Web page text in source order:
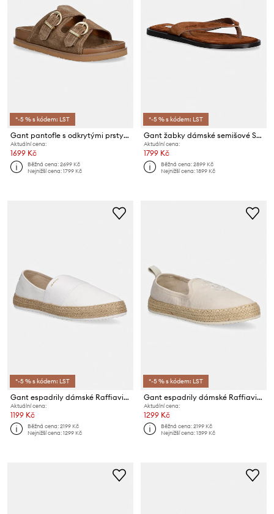
*-5 % s kódem: LST
Gant pantofle s odkrytými prsty dámské semišové Mardale
Aktuální cena:
1699 Kč
Běžná cena:2699 Kč
Nejnižší cena:1799 Kč
*-5 % s kódem: LST
Gant žabky dámské semišové Sunlaz
Aktuální cena:
1799 Kč
Běžná cena:2899 Kč
Nejnižší cena:1899 Kč
*-5 % s kódem: LST
Gant espadrily dámské Raffiaville
Aktuální cena:
1199 Kč
Běžná cena:2199 Kč
Nejnižší cena:1299 Kč
*-5 % s kódem: LST
Gant espadrily dámské Raffiaville
Aktuální cena:
1299 Kč
Běžná cena:2199 Kč
Nejnižší cena:1399 Kč